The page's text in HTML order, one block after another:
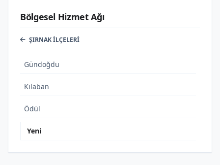
Bölgesel Hizmet Ağı
ŞIRNAK İLÇELERI
Gündoğdu
Kılaban
Ödül
Yeni